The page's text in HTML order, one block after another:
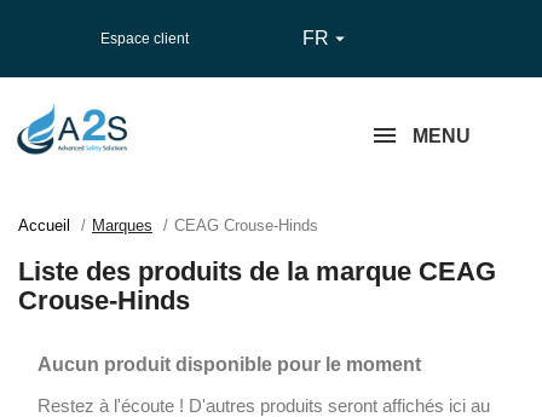
Espace client FR 
MENU
Accueil Marques CEAG Crouse-Hinds
Liste des produits de la marque CEAG
Crouse-Hinds
Aucun produit disponible pour le moment
Restez à l'écoute ! D'autres produits seront affichés ici au